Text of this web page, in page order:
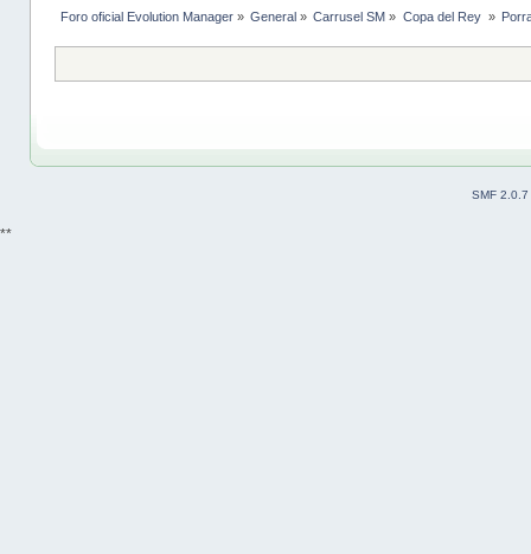
Foro oficial Evolution Manager» General » Carrusel SM » Copa del Rey »
SMF 2.0.7
**